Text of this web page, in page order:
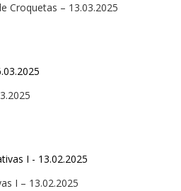
Croquetas – 13.03.2025
I – 13.02.2025